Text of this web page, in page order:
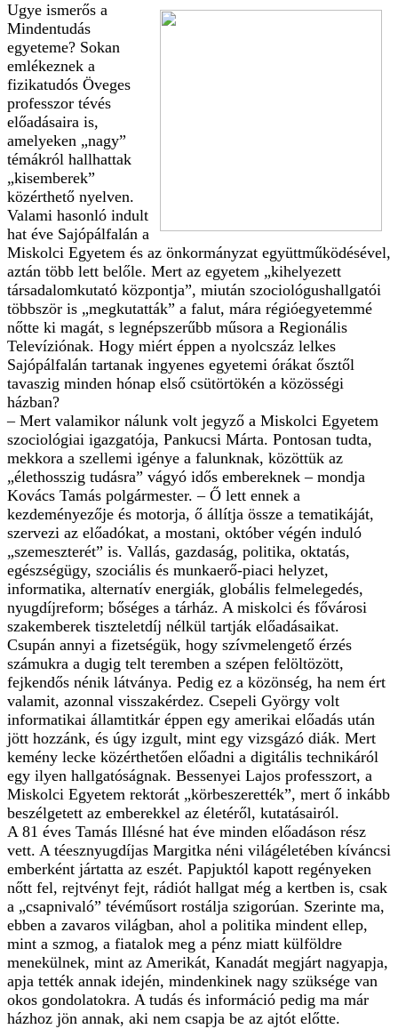
Ugye ismerős a
Mindentudás
egyeteme? Sokan
emlékeznek a
fizikatudós Öveges
professzor tévés
előadásaira is,
amelyeken „nagy”
témákról hallhattak
„kisemberek”
közérthető nyelven.
Valami hasonló indult
hat éve Sajópálfalán a
Miskolci Egyetem és az önkormányzat együttműködésével,
aztán több lett belőle. Mert az egyetem „kihelyezett
társadalomkutató központja”, miután szociológushallgatói
többször is „megkutatták” a falut, mára régióegyetemmé
nőtte ki magát, s legnépszerűbb műsora a Regionális
Televíziónak. Hogy miért éppen a nyolcszáz lelkes
Sajópálfalán tartanak ingyenes egyetemi órákat ősztől
tavaszig minden hónap első csütörtökén a közösségi
házban?
– Mert valamikor nálunk volt jegyző a Miskolci Egyetem
szociológiai igazgatója, Pankucsi Márta. Pontosan tudta,
mekkora a szellemi igénye a falunknak, közöttük az
„élethosszig tudásra” vágyó idős embereknek – mondja
Kovács Tamás polgármester. – Ő lett ennek a
kezdeményezője és motorja, ő állítja össze a tematikáját,
szervezi az előadókat, a mostani, október végén induló
„szemeszterét” is. Vallás, gazdaság, politika, oktatás,
egészségügy, szociális és munkaerő-piaci helyzet,
informatika, alternatív energiák, globális felmelegedés,
nyugdíjreform; bőséges a tárház. A miskolci és fővárosi
szakemberek tiszteletdíj nélkül tartják előadásaikat.
Csupán annyi a fizetségük, hogy szívmelengető érzés
számukra a dugig telt teremben a szépen felöltözött,
fejkendős nénik látványa. Pedig ez a közönség, ha nem ért
valamit, azonnal visszakérdez. Csepeli György volt
informatikai államtitkár éppen egy amerikai előadás után
jött hozzánk, és úgy izgult, mint egy vizsgázó diák. Mert
kemény lecke közérthetően előadni a digitális technikáról
egy ilyen hallgatóságnak. Bessenyei Lajos professzort, a
Miskolci Egyetem rektorát „körbeszerették”, mert ő inkább
beszélgetett az emberekkel az életéről, kutatásairól.
A 81 éves Tamás Illésné hat éve minden előadáson rész
vett. A téesznyugdíjas Margitka néni világéletében kíváncsi
emberként jártatta az eszét. Papjuktól kapott regényeken
nőtt fel, rejtvényt fejt, rádiót hallgat még a kertben is, csak
a „csapnivaló” tévéműsort rostálja szigorúan. Szerinte ma,
ebben a zavaros világban, ahol a politika mindent ellep,
mint a szmog, a fiatalok meg a pénz miatt külföldre
menekülnek, mint az Amerikát, Kanadát megjárt nagyapja,
apja tették annak idején, mindenkinek nagy szüksége van
okos gondolatokra. A tudás és információ pedig ma már
házhoz jön annak, aki nem csapja be az ajtót előtte.